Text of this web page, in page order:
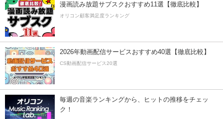
漫画読み放題サブスクおすすめ11選【徹底比較】
オリコン顧客満足度ランキング
2026年動画配信サービスおすすめ40選【徹底比較】
CS動画配信サービス20選
毎週の音楽ランキングから、ヒットの推移をチェッ
ク！